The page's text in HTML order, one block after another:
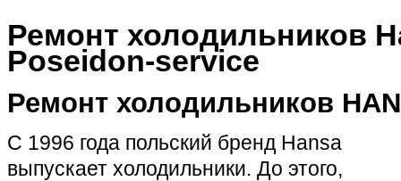
Ремонт холодильников
Poseidon-service
Ремонт холодильников
С 1996 года польский бренд Hansa
выпускает холодильники. До этого,